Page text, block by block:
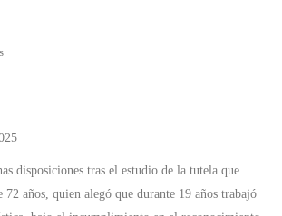
disposiciones tras el estudio de la tutela que
72 años, quien alegó que durante 19 años trabajó